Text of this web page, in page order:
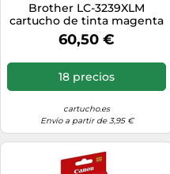
Brother LC-3239XLM
cartucho de tinta magenta
XL
60,50 €
18 precios
cartucho.es
Envío a partir de 3,95 €